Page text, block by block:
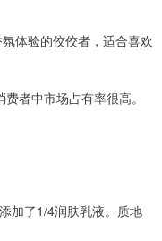
体验的佼佼者，适合喜欢
者中市场占有率很高。
加了1/4润肤乳液。质地